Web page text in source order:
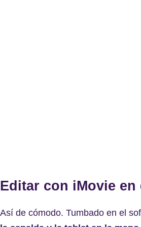
Editar con iMovie en
Así de cómodo. Tumbado en el